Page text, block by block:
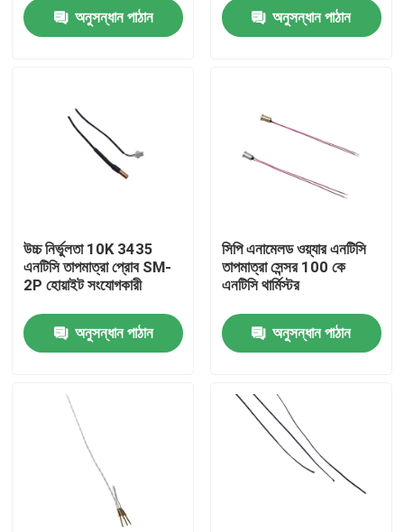
VR প্রদর্শন
কারখানা ভ্রমণ
মান নিয়ন্ত্রণ
যোগাযোগ করুন
মেডিকেল তাপমাত্রা সেন্সর
সারফেস মাউন্ট তাপমাত্রা সেন্সর
এনটিসি তাপমাত্রা সেন্সর
অনুসন্ধান পাঠান অনুসন্ধান পাঠান
উচ্চ নির্ভুলতা 10K 3435
এনটিসি তাপমাত্রা প্রোব SM-
2P হোয়াইট সংযোগকারী
অনুসন্ধান পাঠান
সিপি এনামেলড ওয়্যার এনটিসি
তাপমাত্রা সেন্সর 100 কে
এনটিসি থার্মিস্টর
অনুসন্ধান পাঠান